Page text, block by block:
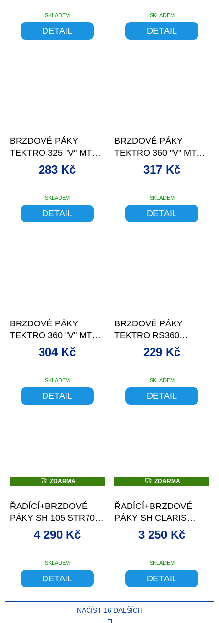
SKLADEM
DETAIL
SKLADEM
DETAIL
BRZDOVÉ PÁKY
TEKTRO 325 "V" MTB
AL STŘÍBRNÉ JUNIOR
SKLADEM
283 Kč
DETAIL
BRZDOVÉ PÁKY
TEKTRO 360 "V" MTB
AL ČERNÉ
SKLADEM
317 Kč
DETAIL
BRZDOVÉ PÁKY
TEKTRO 360 "V" MTB
AL ČERNO/STŘÍBRNÉ
SKLADEM
304 Kč
DETAIL
BRZDOVÉ PÁKY
TEKTRO RS360
SKLADEM
229 Kč
DETAIL
Z
D
M
A
ZDARMA
ŘADÍCÍ+BRZDOVÉ
PÁKY SH 105 STR7000
DUAL 2X11S BLAC
SKLADEM
4 290 Kč
DETAIL
Z
D
M
A
ZDARMA
ŘADÍCÍ+BRZDOVÉ
PÁKY SH CLARIS
R2000 2X8 SPEED S
SKLADEM
3 250 Kč
DETAIL
NAČÍST 16 DALŠÍCH